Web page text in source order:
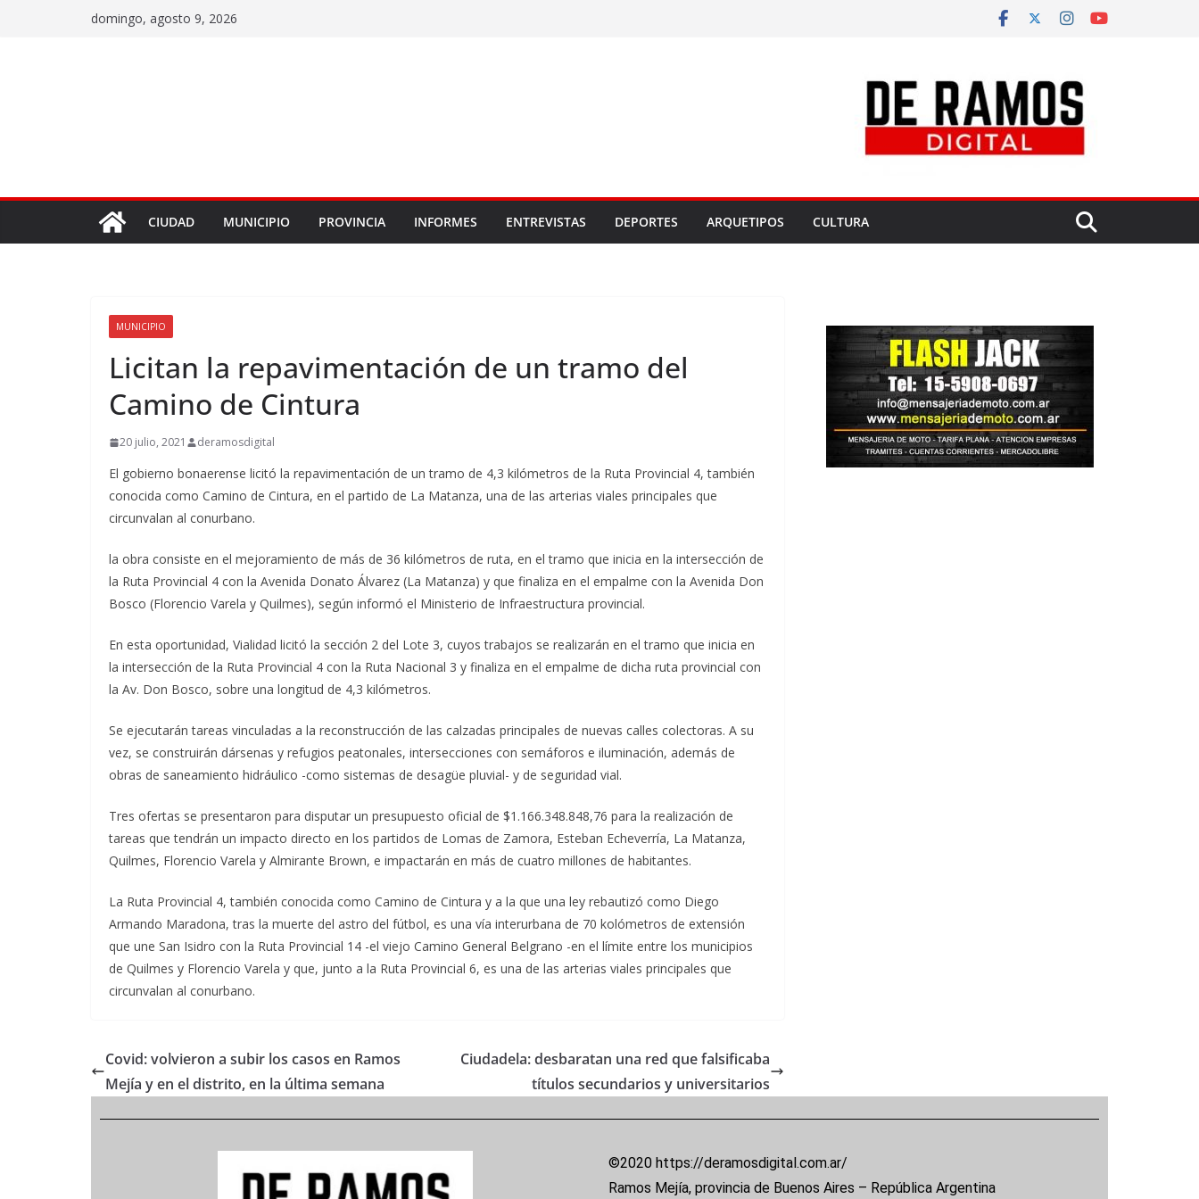
domingo, agosto 9, 2026
CIUDAD MUNICIPIO PROVINCIA INFORMES ENTREVISTAS DEPORTES ARQUETIPOS CULTURA
MUNICIPIO
Licitan la repavimentación de un tramo del
Camino de Cintura
20 julio, 2021 deramosdigital
El gobierno bonaerense licitó la repavimentación de un tramo de 4,3 kilómetros de la Ruta Provincial 4, también
conocida como Camino de Cintura, en el partido de La Matanza, una de las arterias viales principales que
circunvalan al conurbano.
la obra consiste en el mejoramiento de más de 36 kilómetros de ruta, en el tramo que inicia en la intersección de
la Ruta Provincial 4 con la Avenida Donato Álvarez (La Matanza) y que finaliza en el empalme con la Avenida Don
Bosco (Florencio Varela y Quilmes), según informó el Ministerio de Infraestructura provincial.
En esta oportunidad, Vialidad licitó la sección 2 del Lote 3, cuyos trabajos se realizarán en el tramo que inicia en
la intersección de la Ruta Provincial 4 con la Ruta Nacional 3 y finaliza en el empalme de dicha ruta provincial con
la Av. Don Bosco, sobre una longitud de 4,3 kilómetros.
Se ejecutarán tareas vinculadas a la reconstrucción de las calzadas principales de nuevas calles colectoras. A su
vez, se construirán dársenas y refugios peatonales, intersecciones con semáforos e iluminación, además de
obras de saneamiento hidráulico -como sistemas de desagüe pluvial- y de seguridad vial.
Tres ofertas se presentaron para disputar un presupuesto oficial de $1.166.348.848,76 para la realización de
tareas que tendrán un impacto directo en los partidos de Lomas de Zamora, Esteban Echeverría, La Matanza,
Quilmes, Florencio Varela y Almirante Brown, e impactarán en más de cuatro millones de habitantes.
La Ruta Provincial 4, también conocida como Camino de Cintura y a la que una ley rebautizó como Diego
Armando Maradona, tras la muerte del astro del fútbol, es una vía interurbana de 70 kolómetros de extensión
que une San Isidro con la Ruta Provincial 14 -el viejo Camino General Belgrano -en el límite entre los municipios
de Quilmes y Florencio Varela y que, junto a la Ruta Provincial 6, es una de las arterias viales principales que
circunvalan al conurbano.
Covid: volvieron a subir los casos en Ramos
Mejía y en el distrito, en la última semana
Ciudadela: desbaratan una red que falsificaba
títulos secundarios y universitarios
©2020 https://deramosdigital.com.ar/
Ramos Mejía, provincia de Buenos Aires – República Argentina